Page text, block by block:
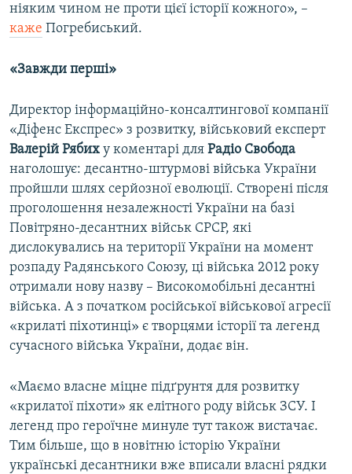
ніяким чином не проти цієї історії кожного», –
каже Погребиський.
«Завжди перші»
Директор інформаційно-консалтингової компанії
«Діфенс Експрес» з розвитку, військовий експерт
Валерій Рябих у коментарі для Радіо Свобода
наголошує: десантно-штурмові війська України
пройшли шлях серйозної еволюції. Створені після
проголошення незалежності України на базі
Повітряно-десантних військ СРСР, які
дислокувались на території України на момент
розпаду Радянського Союзу, ці війська 2012 року
отримали нову назву – Високомобільні десантні
війська. А з початком російської військової агресії
«крилаті піхотинці» є творцями історії та легенд
сучасного війська України, додає він.
«Маємо власне міцне підґрунтя для розвитку
«крилатої піхоти» як елітного роду військ ЗСУ. І
легенд про героїчне минуле тут також вистачає.
Тим більше, що в новітню історію України
українські десантники вже вписали власні рядки